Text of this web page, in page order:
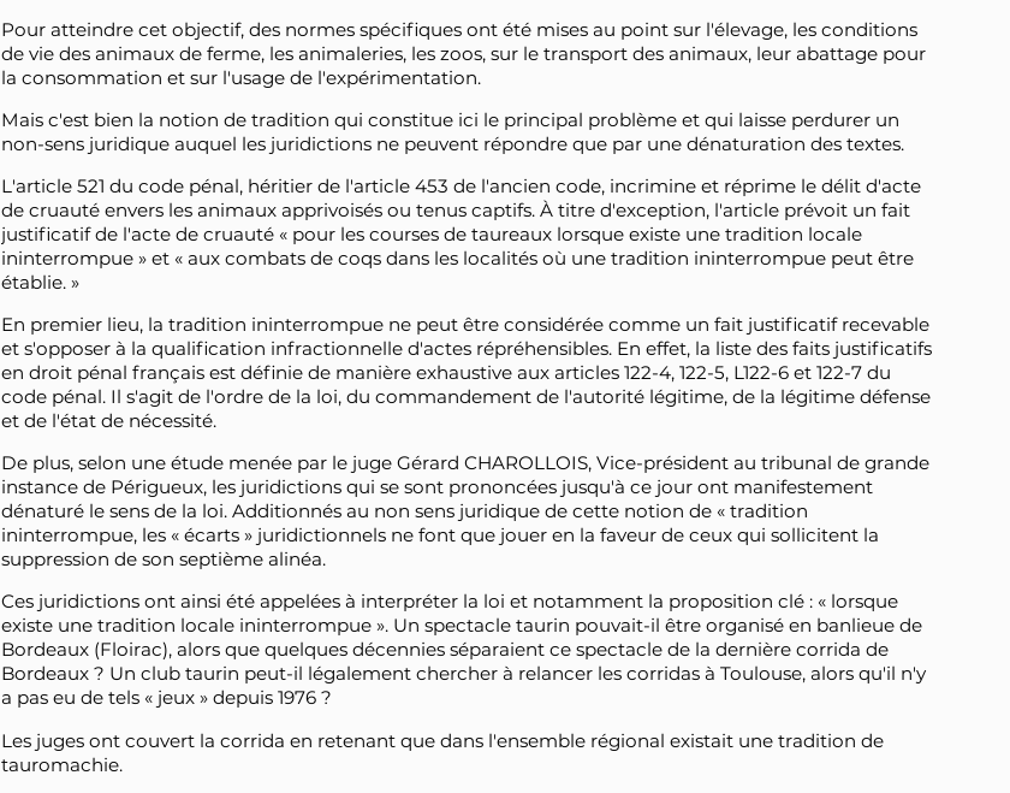
Pour atteindre cet objectif, des normes spécifiques ont été mises au point sur l'élevage, les conditions
de vie des animaux de ferme, les animaleries, les zoos, sur le transport des animaux, leur abattage pour
la consommation et sur l'usage de l'expérimentation.
Mais c'est bien la notion de tradition qui constitue ici le principal problème et qui laisse perdurer un
non-sens juridique auquel les juridictions ne peuvent répondre que par une dénaturation des textes.
L'article 521 du code pénal, héritier de l'article 453 de l'ancien code, incrimine et réprime le délit d'acte
de cruauté envers les animaux apprivoisés ou tenus captifs. À titre d'exception, l'article prévoit un fait
justificatif de l'acte de cruauté « pour les courses de taureaux lorsque existe une tradition locale
ininterrompue » et « aux combats de coqs dans les localités où une tradition ininterrompue peut être
établie. »
En premier lieu, la tradition ininterrompue ne peut être considérée comme un fait justificatif recevable
et s'opposer à la qualification infractionnelle d'actes répréhensibles. En effet, la liste des faits justificatifs
en droit pénal français est définie de manière exhaustive aux articles 122-4, 122-5, L122-6 et 122-7 du
code pénal. Il s'agit de l'ordre de la loi, du commandement de l'autorité légitime, de la légitime défense
et de l'état de nécessité.
De plus, selon une étude menée par le juge Gérard CHAROLLOIS, Vice-président au tribunal de grande
instance de Périgueux, les juridictions qui se sont prononcées jusqu'à ce jour ont manifestement
dénaturé le sens de la loi. Additionnés au non sens juridique de cette notion de « tradition
ininterrompue, les « écarts » juridictionnels ne font que jouer en la faveur de ceux qui sollicitent la
suppression de son septième alinéa.
Ces juridictions ont ainsi été appelées à interpréter la loi et notamment la proposition clé : « lorsque
existe une tradition locale ininterrompue ». Un spectacle taurin pouvait-il être organisé en banlieue de
Bordeaux (Floirac), alors que quelques décennies séparaient ce spectacle de la dernière corrida de
Bordeaux ? Un club taurin peut-il légalement chercher à relancer les corridas à Toulouse, alors qu'il n'y
a pas eu de tels « jeux » depuis 1976 ?
Les juges ont couvert la corrida en retenant que dans l'ensemble régional existait une tradition de
tauromachie.